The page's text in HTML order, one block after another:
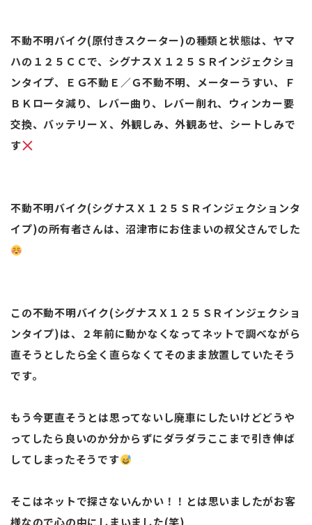
不動不明バイク(原付きスクーター)の種類と状態は、ヤマ
ハの１２５ＣＣで、シグナスＸ１２５ＳＲインジェクショ
ンタイプ、ＥＧ不動Ｅ／Ｇ不動不明、メーターうすい、Ｆ
ＢＫロータ減り、レバー曲り、レバー削れ、ウィンカー要
交換、バッテリーＸ、外観しみ、外観あせ、シートしみで
す
不動不明バイク(シグナスＸ１２５ＳＲインジェクションタ
イプ)の所有者さんは、沼津市にお住まいの叔父さんでした
この不動不明バイク(シグナスＸ１２５ＳＲインジェクショ
ンタイプ)は、２年前に動かなくなってネットで調べながら
直そうとしたら全く直らなくてそのまま放置していたそう
です。
もう今更直そうとは思ってないし廃車にしたいけどどうや
ってしたら良いのか分からずにダラダラここまで引き伸ば
してしまったそうです
そこはネットで探さないんかい！！とは思いましたがお客
様なので心の中にしまいました(笑)